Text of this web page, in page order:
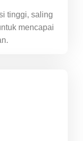
tinggi, saling
mencapai